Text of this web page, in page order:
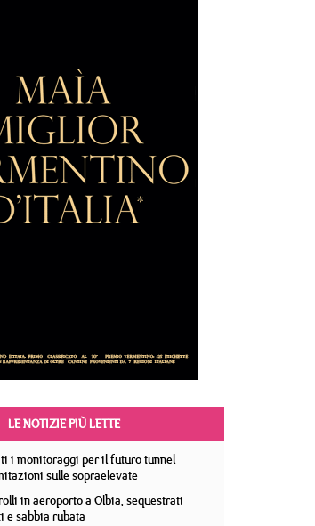
LE NOTIZIE PIÙ LETTE
i monitoraggi per il futuro tunnel
sulle sopraelevate
in aeroporto a Olbia, sequestrati
e sabbia rubata